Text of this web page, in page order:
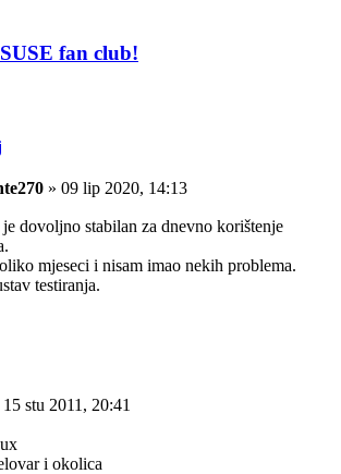
fan club!
» 09 lip 2020, 14:13
dovoljno stabilan za dnevno korištenje
mjeseci i nisam imao nekih problema.
testiranja.
15 stu 2011, 20:41
i okolica